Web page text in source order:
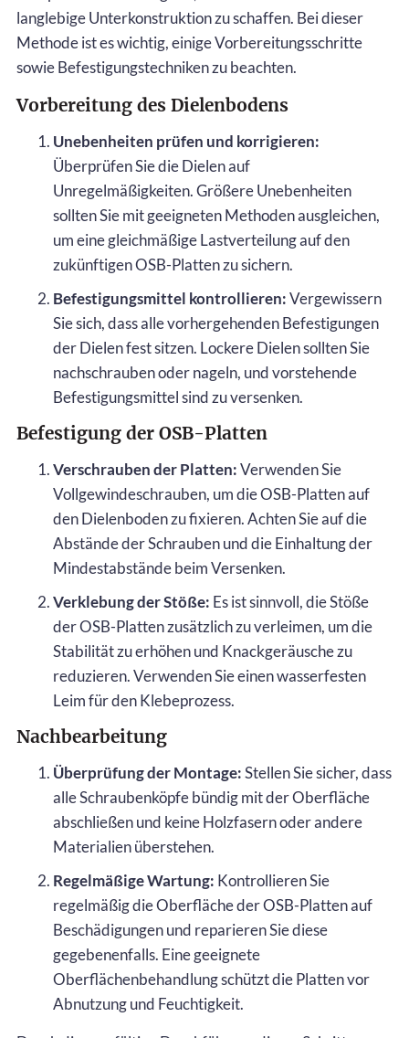
langlebige Unterkonstruktion zu schaffen. Bei dieser
Methode ist es wichtig, einige Vorbereitungsschritte
sowie Befestigungstechniken zu beachten.
Vorbereitung des Dielenbodens
Unebenheiten prüfen und korrigieren:
Überprüfen Sie die Dielen auf
Unregelmäßigkeiten. Größere Unebenheiten
sollten Sie mit geeigneten Methoden ausgleichen,
um eine gleichmäßige Lastverteilung auf den
zukünftigen OSB-Platten zu sichern.
Befestigungsmittel kontrollieren:Vergewissern
Sie sich, dass alle vorhergehenden Befestigungen
der Dielen fest sitzen. Lockere Dielen sollten Sie
nachschrauben oder nageln, und vorstehende
Befestigungsmittel sind zu versenken.
Befestigung der OSB-Platten
Verschrauben der Platten:Verwenden Sie
Vollgewindeschrauben, um die OSB-Platten auf
den Dielenboden zu fixieren. Achten Sie auf die
Abstände der Schrauben und die Einhaltung der
Mindestabstände beim Versenken.
Verklebung der Stöße: Es ist sinnvoll, die Stöße
der OSB-Platten zusätzlich zu verleimen, um die
Stabilität zu erhöhen und Knackgeräusche zu
reduzieren. Verwenden Sie einen wasserfesten
Leim für den Klebeprozess.
Nachbearbeitung
Überprüfung der Montage:Stellen Sie sicher, dass
alle Schraubenköpfe bündig mit der Oberfläche
abschließen und keine Holzfasern oder andere
Materialien überstehen.
Regelmäßige Wartung: Kontrollieren Sie
regelmäßig die Oberfläche der OSB-Platten auf
Beschädigungen und reparieren Sie diese
gegebenenfalls. Eine geeignete
Oberflächenbehandlung schützt die Platten vor
Abnutzung und Feuchtigkeit.